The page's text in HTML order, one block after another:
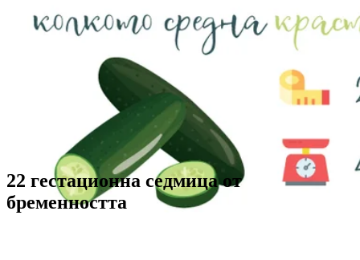
22 гестационна седмица от
бременността